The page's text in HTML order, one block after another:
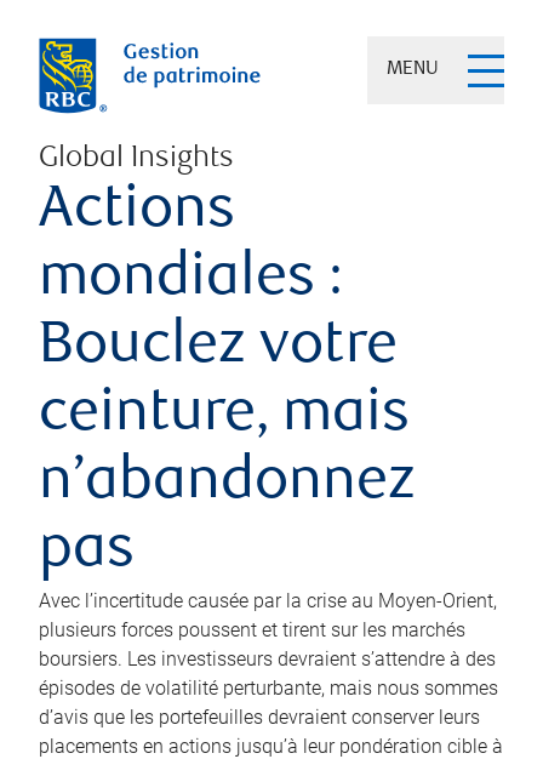
MENU
Global Insights
Actions
mondiales :
Bouclez votre
ceinture, mais
n’abandonnez
pas
Avec l’incertitude causée par la crise au Moyen-Orient,
plusieurs forces poussent et tirent sur les marchés
boursiers. Les investisseurs devraient s’attendre à des
épisodes de volatilité perturbante, mais nous sommes
d’avis que les portefeuilles devraient conserver leurs
placements en actions jusqu’à leur pondération cible à